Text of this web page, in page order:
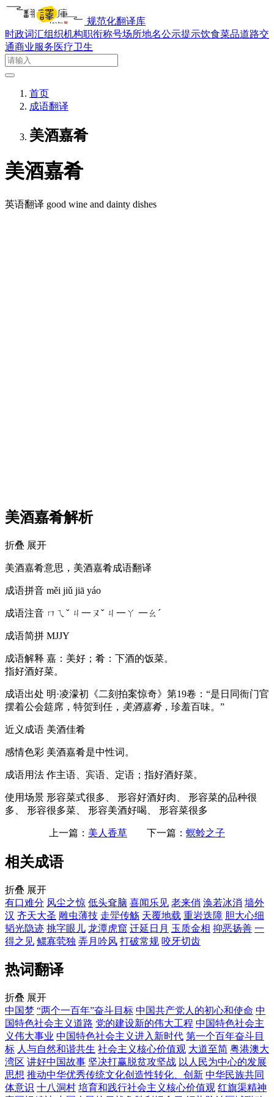
规范化翻译库
时政词汇组织机构职衔称号场所地名公示提示饮食菜品道路交
通商业服务医疗卫生
首页
成语翻译
美酒嘉肴
美酒嘉肴
英语翻译 good wine and dainty dishes
美酒嘉肴解析
折叠 展开
美酒嘉肴意思，美酒嘉肴成语翻译
成语拼音 měi jiǔ jiā yáo
成语注音 ㄇㄟˇ ㄐ一ㄡˇ ㄐ一ㄚ 一ㄠˊ
成语简拼 MJJY
成语解释 嘉：美好；肴：下酒的饭菜。
指好酒好菜。
成语出处 明·凌濛初《二刻拍案惊奇》第19卷：“是日同衙门官
摆着公会筵席，特贺到任， 美酒嘉肴，珍羞百味。”
近义成语 美酒佳肴
感情色彩 美酒嘉肴是中性词。
成语用法 作主语、宾语、定语；指好酒好菜。
使用场景 形容菜式很多、 形容好酒好肉、 形容菜的品种很
多、 形容很多菜、 形容美酒好喝、 形容菜很多
上一篇： 美人香草 下一篇： 螟蛉之子
相关成语
折叠 展开
有口难分 风尘之惊 低头耷脑 喜闻乐见 老来俏 涣若冰消 墙外
汉 齐天大圣 雕虫薄技 走斝传觞 天覆地载 重岩迭障 胆大心细
韬光隐迹 挑字眼儿 龙潭虎窟 迁延日月 玉质金相 抑恶扬善 一
得之见 鳏寡茕独 弄月吟风 打破常规 咬牙切齿
热词翻译
折叠 展开
中国梦 “两个一百年”奋斗目标 中国共产党人的初心和使命 中
国特色社会主义道路 党的建设新的伟大工程 中国特色社会主
义伟大事业 中国特色社会主义进入新时代 第一个百年奋斗目
标 人与自然和谐共生 社会主义核心价值观 大道至简 粤港澳大
湾区 讲好中国故事 坚决打赢脱贫攻坚战 以人民为中心的发展
思想 推动中华优秀传统文化创造性转化、创新 中华民族共同
体意识 十八洞村 培育和践行社会主义核心价值观 红旗渠精神